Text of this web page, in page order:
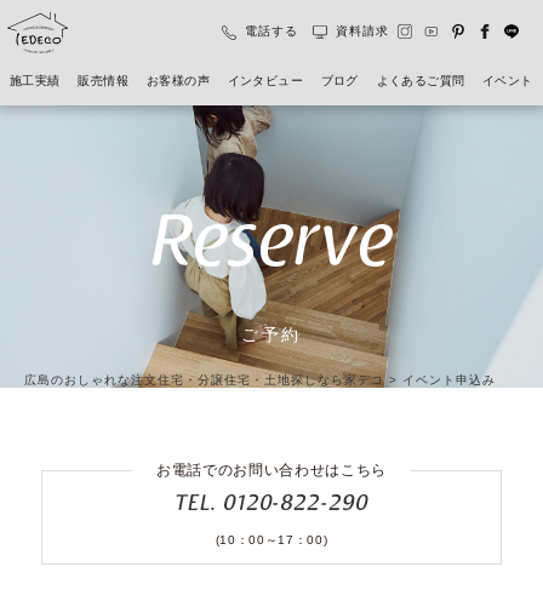
施工実績 販売情報 お客様の声 インタビュー ブログ よくあるご質問 イベント
電話する 資料請求
Reserve
ご予約
広島のおしゃれな注文住宅・分譲住宅・土地探しなら家デコ> イベント申込み
お電話でのお問い合わせはこちら
TEL. 0120-822-290
(10：00～17：00)